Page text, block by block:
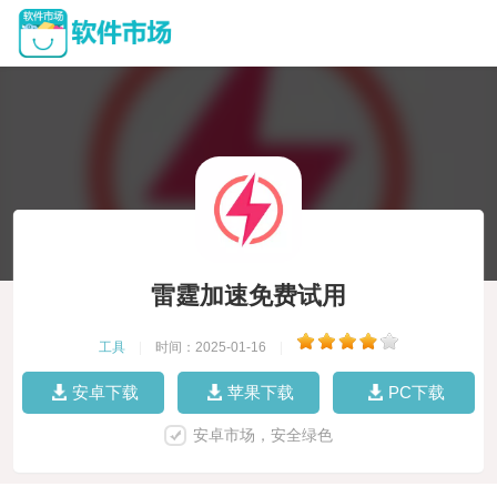
雷霆加速免费试用
工具 时间：2025-01-16
安卓下载 苹果下载 PC下载
安卓市场，安全绿色